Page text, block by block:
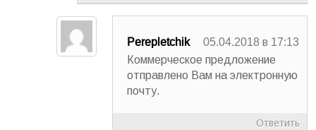
Perepletchik
05.04.2018 в 17:13
Коммерческое предложение
отправлено Вам на электронную
почту.
Ответить